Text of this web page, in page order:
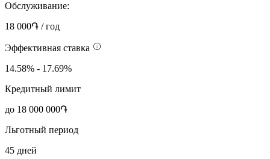
Обслуживание:
18 000֏ / год
Эффективная ставка
14.58% - 17.69%
Кредитный лимит
до 18 000 000֏
Льготный период
45 дней